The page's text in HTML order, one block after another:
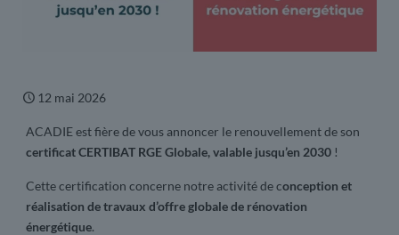
12 mai 2026
ACADIE est fière de vous annoncer le renouvellement de son
certificat CERTIBAT RGE Globale, valable jusqu’en 2030!
Cette certification concerne notre activité de conception et
réalisation de travaux d’offre globale de rénovation
énergétique.